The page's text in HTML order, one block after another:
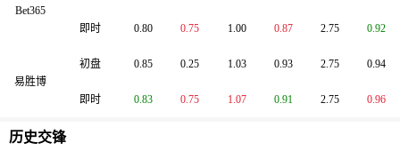
Bet365
即时 0.80 0.75 1.00 0.87 2.75 0.92
易胜博
初盘
即时
0.85 0.25 1.03
0.83 0.75 1.07
0.93 2.75 0.94
0.91 2.75 0.96
历史交锋